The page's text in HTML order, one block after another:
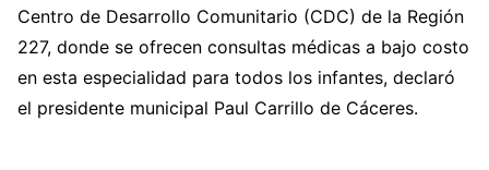
Centro de Desarrollo Comunitario (CDC) de la Región
227, donde se ofrecen consultas médicas a bajo costo
en esta especialidad para todos los infantes, declaró
el presidente municipal Paul Carrillo de Cáceres.